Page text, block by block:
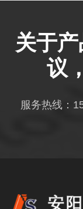
关于
议
服务热线：